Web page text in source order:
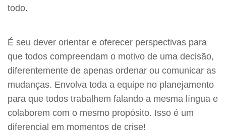
todo.
É seu dever orientar e oferecer perspectivas para
que todos compreendam o motivo de uma decisão,
diferentemente de apenas ordenar ou comunicar as
mudanças. Envolva toda a equipe no planejamento
para que todos trabalhem falando a mesma língua e
colaborem com o mesmo propósito. Isso é um
diferencial em momentos de crise!